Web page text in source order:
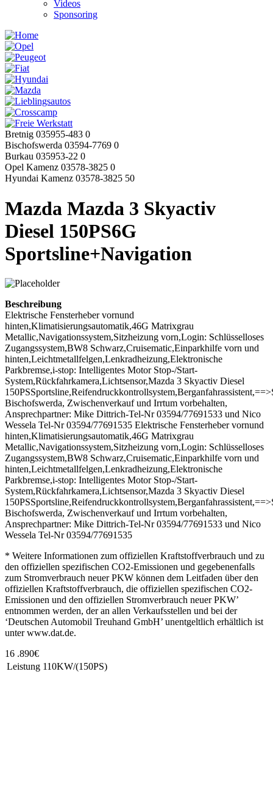
Videos
Sponsoring
Bretnig 035955-483 0
Bischofswerda 03594-7769 0
Burkau 035953-22 0
Opel Kamenz 03578-3825 0
Hyundai Kamenz 03578-3825 50
Mazda Mazda 3 Skyactiv
Diesel 150PS6G
Sportsline+Navigation
Beschreibung
Elektrische Fensterheber vornund
hinten,Klimatisierungsautomatik,46G Matrixgrau
Metallic,Navigationssystem,Sitzheizung vorn,Login: Schlüsselloses
Zugangssystem,BW8 Schwarz,Cruisematic,Einparkhilfe vorn und
hinten,Leichtmetallfelgen,Lenkradheizung,Elektronische
Parkbremse,i-stop: Intelligentes Motor Stop-/Start-
System,Rückfahrkamera,Lichtsensor,Mazda 3 Skyactiv Diesel
Bischofswerda, Zwischenverkauf und Irrtum vorbehalten,
Ansprechpartner: Mike Dittrich-Tel-Nr 03594/77691533 und Nico
Wessela Tel-Nr 03594/77691535 Elektrische Fensterheber vornund
hinten,Klimatisierungsautomatik,46G Matrixgrau
Metallic,Navigationssystem,Sitzheizung vorn,Login: Schlüsselloses
Zugangssystem,BW8 Schwarz,Cruisematic,Einparkhilfe vorn und
hinten,Leichtmetallfelgen,Lenkradheizung,Elektronische
Parkbremse,i-stop: Intelligentes Motor Stop-/Start-
System,Rückfahrkamera,Lichtsensor,Mazda 3 Skyactiv Diesel
Bischofswerda, Zwischenverkauf und Irrtum vorbehalten,
Ansprechpartner: Mike Dittrich-Tel-Nr 03594/77691533 und Nico
Wessela Tel-Nr 03594/77691535
* Weitere Informationen zum offiziellen Kraftstoffverbrauch und zu
den offiziellen spezifischen CO2-Emissionen und gegebenenfalls
zum Stromverbrauch neuer PKW können dem Leitfaden über den
offiziellen Kraftstoffverbrauch, die offiziellen spezifischen CO2-
Emissionen und den offiziellen Stromverbrauch neuer PKW’
entnommen werden, der an allen Verkaufsstellen und bei der
‘Deutschen Automobil Treuhand GmbH’ unentgeltlich erhältlich ist
unter www.dat.de.
16 .890€
Leistung 110KW/(150PS)